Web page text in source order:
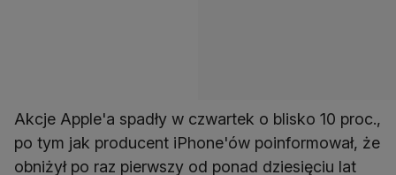
Akcje Apple'a spadły w czwartek o blisko 10 proc.,
po tym jak producent iPhone'ów poinformował, że
obniżył po raz pierwszy od ponad dziesięciu lat